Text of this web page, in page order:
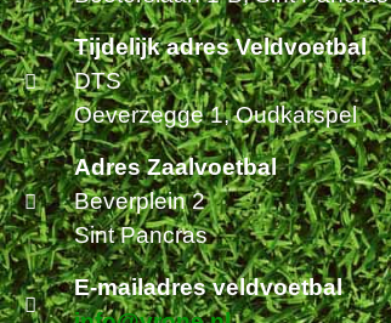
Tijdelijk adres Veldvoetbal
DTS
Oeverzegge 1, Oudkarspel
Adres Zaalvoetbal
Beverplein 2
Sint Pancras
E-mailadres veldvoetbal